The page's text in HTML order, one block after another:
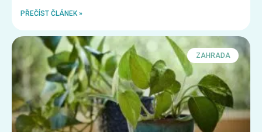
PŘEČÍST ČLÁNEK »
ZAHRADA